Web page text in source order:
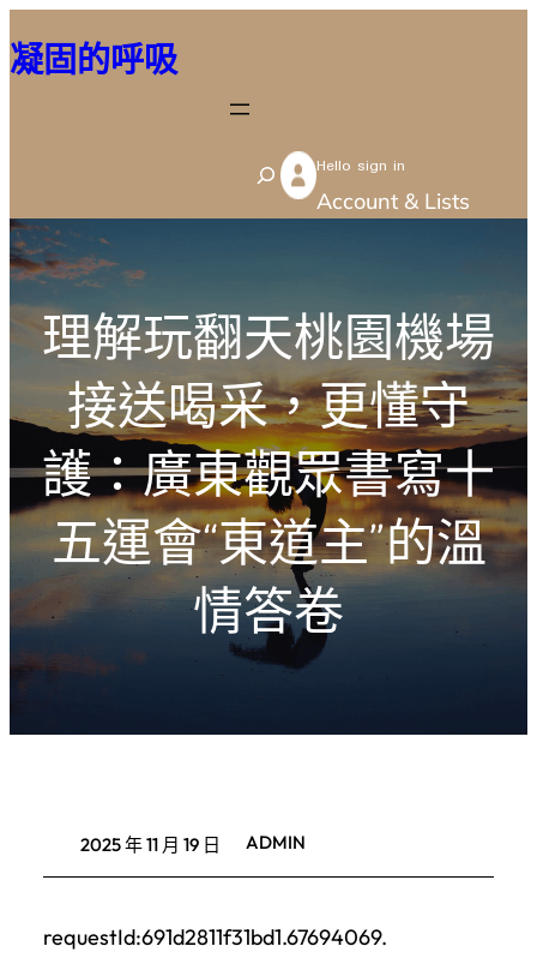
至
容
凝固的呼吸
S
e
c
h
Hello sign in
Account & Lists
理解玩翻天桃園機場
接送喝采，更懂守
護：廣東觀眾書寫十
五運會“東道主”的溫
情答卷
2025 年 11 月 19 日 ADMIN
requestId:691d2811f31bd1.67694069.